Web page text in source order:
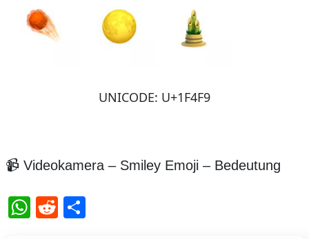
UNICODE: U+1F4F9
📹 Videokamera – Smiley Emoji – Bedeutung
WhatsApp
Reddit
Teilen